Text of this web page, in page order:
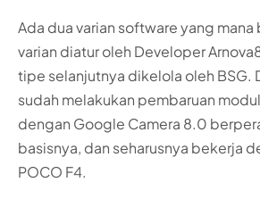
Ada dua varian software yang
varian diatur oleh Developer
tipe selanjutnya dikelola oleh BSG.
sudah melakukan pembaruan
dengan Google Camera 8.0
basisnya, dan seharusnya bekerja
POCO F4.